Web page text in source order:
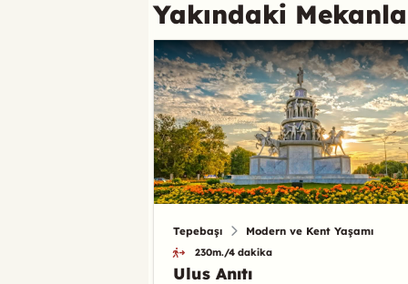
Yakındaki
Tepebaşı Modern ve Kent Yaşamı
230m./4 dakika
Ulus Anıtı